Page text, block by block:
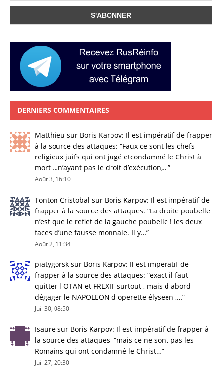
DERNIERS COMMENTAIRES
Matthieu sur Boris Karpov: Il est impératif de frapper
à la source des attaques: “Faux ce sont les chefs
religieux juifs qui ont jugé etcondamné le Christ à
mort …n’ayant pas le droit d’exécution,…”
Août 3, 16:10
Tonton Cristobal sur Boris Karpov: Il est impératif de
frapper à la source des attaques: “La droite poubelle
n’est que le reflet de la gauche poubelle ! les deux
faces d’une fausse monnaie. Il y…”
Août 2, 11:34
piatygorsk sur Boris Karpov: Il est impératif de
frapper à la source des attaques: “exact il faut
quitter l OTAN et FREXIT surtout , mais d abord
dégager le NAPOLEON d operette élyseen ,…”
Juil 30, 08:50
Isaure sur Boris Karpov: Il est impératif de frapper à
la source des attaques: “mais ce ne sont pas les
Romains qui ont condamné le Christ…”
Juil 27, 20:30